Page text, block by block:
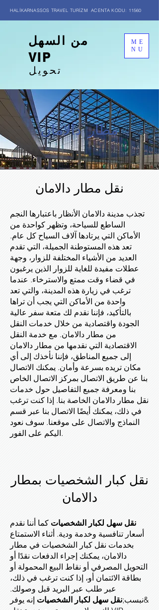
تحويل
من السهل
VIP
ME
NU
HALİKARNASSOS TRAVEL TURİZM ACENTA KODU: 11560
مطار دالامان
نقل مطار دالامان
تجذب مدينة دالامان الأنظار باعتبارها النجم
الساطع للسياحة، وتظهر كواحدة من
الأماكن التي يرتادها آلاف السياح كل عام.
تعد هذه المستوطنة الجميلة، التي تقدم
العديد من الأشياء المختلفة للزوار، وجهة
عطلات مفيدة للغاية للزوار الذين يرغبون
في قضاء وقت ممتع والاسترخاء. عندما
ترغب في زيارة هذه المدينة، والتي تعد
واحدة من الأماكن التي يجب أن تراها
بالتأكيد، فإننا نقدم لك متعة سفر عالية
الجودة واقتصادية من خلال خدمات النقل
من مطار دالامان. مع خدمة النقل
الاقتصادية التي نقدمها من مطار دالامان
إلى جميع المناطق، فإننا نأخذك إلى أي
مكان تريده بسرعة وأمان. يمكنك الاتصال
بنا عن طريق الاتصال بمركز الاتصال الخاص
بنا ومعرفة جميع التفاصيل حول خدمات
نقل مطار دالامان الخاصة بنا. إذا كنت ترغب
في ذلك، يمكنك أيضًا الاتصال بنا عبر قسم
النماذج والاتصال على موقعنا. سوف نعود
اليكم على الفور.
نقل كبار الشخصيات بمطار
دالامان
نقل سهل لكبار الشخصيات كما أننا نقدم
أسعار تنافسية وخدمة ودية. أثناء الاستمتاع
بخدمات نقل كبار الشخصيات في مطار
دالامان، يمكنك إجراء الدفعات نقدًا أو
التحويل المصرفي أو نقاط البيع المحمولة أو
بطاقة الائتمان أو، إذا كنت ترغب في ذلك،
عبر طلب عبر البريد قبل وصولك.
&نبسب;نقل سهل لكبار الشخصيات إنه يوفر